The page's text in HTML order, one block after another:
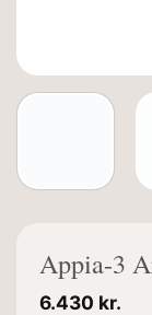
Appia-3
6.430 kr.